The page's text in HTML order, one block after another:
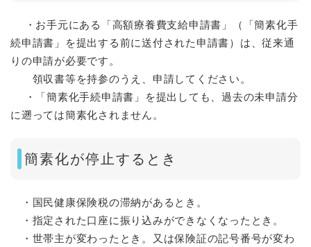
・お手元にある「高額療養費支給申請書」（「簡素化手
続申請書」を提出する前に送付された申請書）は、従来通
りの申請が必要です。
領収書等を持参のうえ、申請してください。
・「簡素化手続申請書」を提出しても、過去の未申請分
に遡っては簡素化されません。
​簡素化が停止するとき​
・国民健康保険税の滞納があるとき。
・指定された口座に振り込みができなくなったとき。
・世帯主が変わったとき。又は保険証の記号番号が変わ